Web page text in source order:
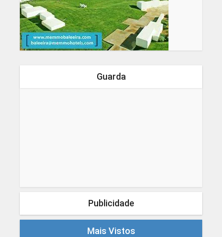
Guarda
Publicidade
Mais Vistos